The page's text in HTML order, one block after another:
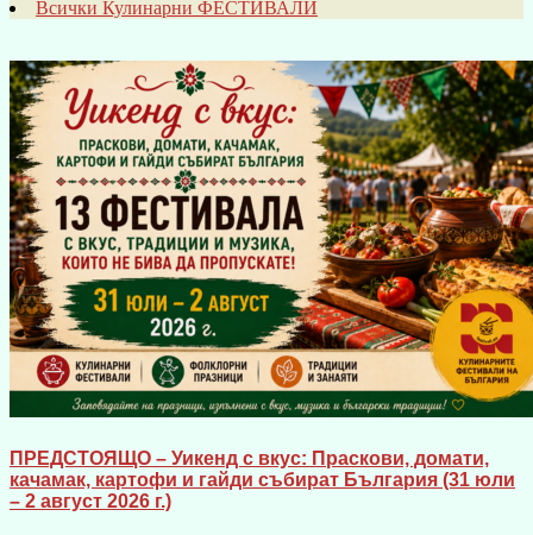
Всички Кулинарни ФЕСТИВАЛИ
ПРЕДСТОЯЩО – Уикенд с вкус: Праскови, домати,
качамак, картофи и гайди събират България (31 юли
– 2 август 2026 г.)